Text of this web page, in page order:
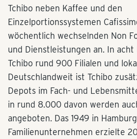
Tchibo neben Kaffee und den
Einzelportionssystemen
wöchentlich wechselnden Non
und Dienstleistungen an. In
Tchibo rund 900 Filialen und
Deutschlandweit ist Tchibo
Depots im Fach- und
in rund 8.000 davon werden
angeboten. Das 1949 in
Familienunternehmen erzielte